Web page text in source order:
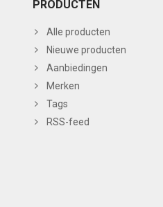
PRODUCTEN
Alle producten
Nieuwe producten
Aanbiedingen
Merken
Tags
RSS-feed